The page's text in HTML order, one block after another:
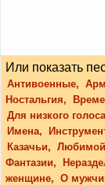
Или показать
Антивоенные,
Ностальгия,
Для низкого
Имена,
Казачьи,
Фантазии,
женщине, О